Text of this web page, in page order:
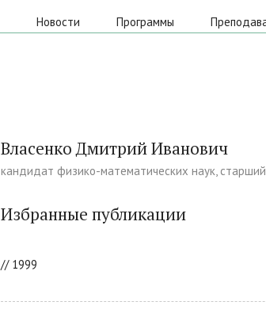
Новости Программы
Власенко Дмитрий Иванович
кандидат физико-математических наук,
Избранные публикации
// 1999